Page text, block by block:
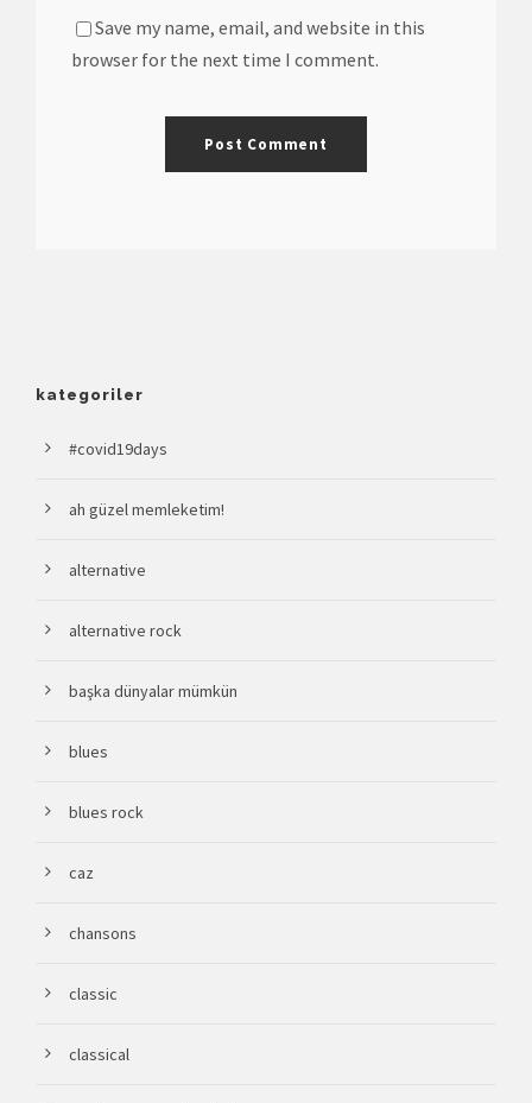
Save my name, email, and website in this
browser for the next time I comment.
kategoriler
#covid19days
ah güzel memleketim!
alternative
alternative rock
başka dünyalar mümkün
blues
blues rock
caz
chansons
classic
classical